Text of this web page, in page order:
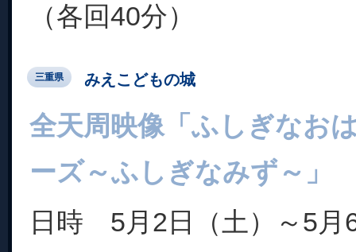
（各回40分）
三重県 みえこどもの城
全天周映像「ふしぎなお
ーズ～ふしぎなみず～」
日時 5月2日（土）～5月